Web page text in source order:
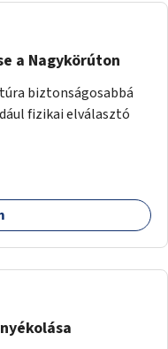
a Nagykörúton
biztonságosabbá
fizikai elválasztó